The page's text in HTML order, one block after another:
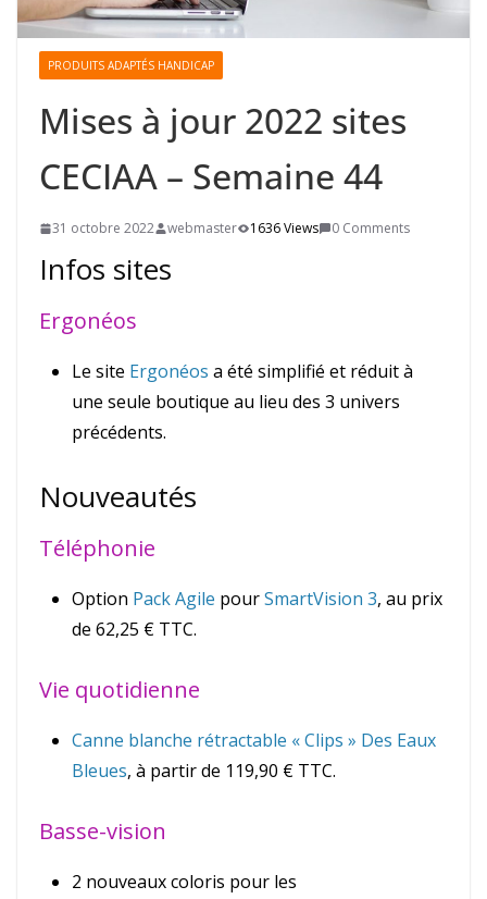
PRODUITS ADAPTÉS HANDICAP
Mises à jour 2022 sites
CECIAA – Semaine 44
31 octobre 2022 webmaster 1636 Views 0 Comments
Infos sites
Ergonéos
Le site Ergonéos a été simplifié et réduit à
une seule boutique au lieu des 3 univers
précédents.
Nouveautés
Téléphonie
Option Pack Agile pourSmartVision 3, au prix
de 62,25 € TTC.
Vie quotidienne
Canne blanche rétractable « Clips » Des Eaux
Bleues, à partir de 119,90 € TTC.
Basse-vision
2 nouveaux coloris pour les